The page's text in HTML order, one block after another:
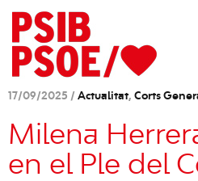
17/09/2025 / Actualitat, Corts
Milena
en el Ple del